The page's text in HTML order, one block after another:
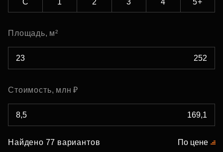
С 1 2 3 4 5+
Площадь, м²
Стоимость, млн ₽
Найдено 77 вариантов По цене